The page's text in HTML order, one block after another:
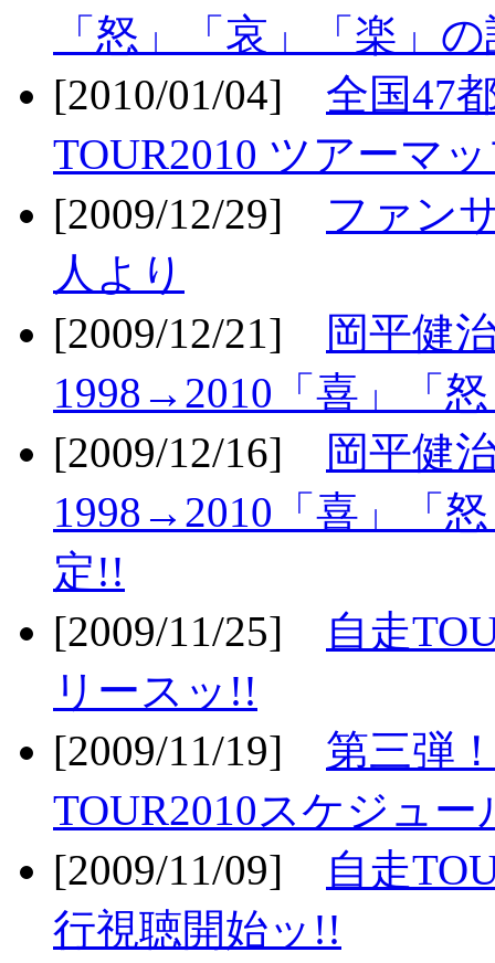
「怒」「哀」「楽」
[2010/01/04] 全国47
TOUR2010 ツアーマ
[2009/12/29] ファン
人より
[2009/12/21]
岡平健
1998→2010「喜」「
[2009/12/16]
岡平健
1998→2010「喜」「
定!!
[2009/11/25]
自走
リースッ!!
[2009/11/19] 第三弾
TOUR2010スケジュー
[2009/11/09]
自走
行視聴開始ッ!!